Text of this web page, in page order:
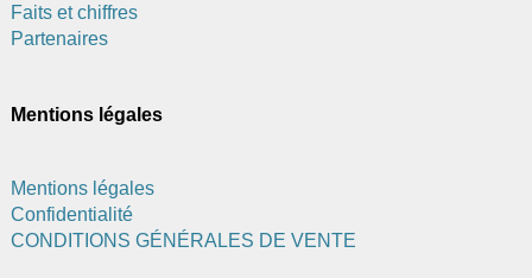
Faits et chiffres
Partenaires
Mentions légales
Mentions légales
Confidentialité
CONDITIONS GÉNÉRALES DE VENTE